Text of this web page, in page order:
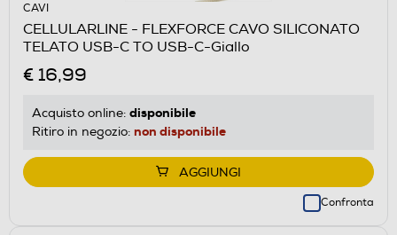
CAVI
CELLULARLINE - FLEXFORCE CAVO SILICONATO
TELATO USB-C TO USB-C-Giallo
€ 16,99
Acquisto online: disponibile
Ritiro in negozio: non disponibile
AGGIUNGI
Confronta